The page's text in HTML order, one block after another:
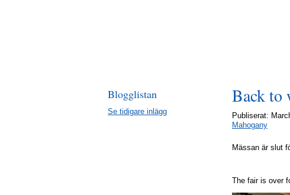
Blogglistan
Se tidigare inlägg
Back to
Publiserat:
Mahogany
Mässan är slut
The fair is over